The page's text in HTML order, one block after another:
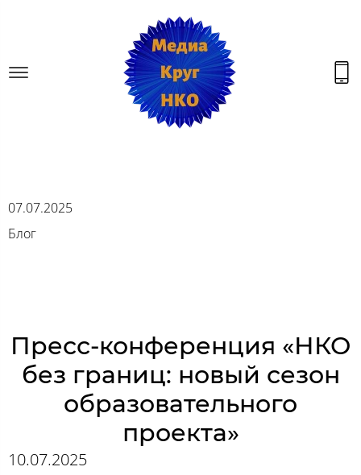
07.07.2025
Блог
Пресс-конференция «НКО
без границ: новый сезон
образовательного
проекта»
10.07.2025